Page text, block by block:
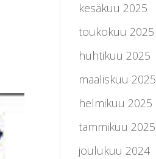
kesäkuu 2025
toukokuu 2025
huhtikuu 2025
maaliskuu 2025
helmikuu 2025
tammikuu 2025
joulukuu 2024